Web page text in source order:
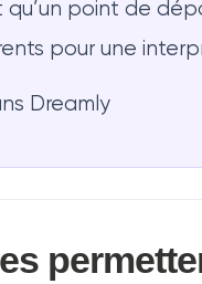
qu’un point de
pour une
Dreamly